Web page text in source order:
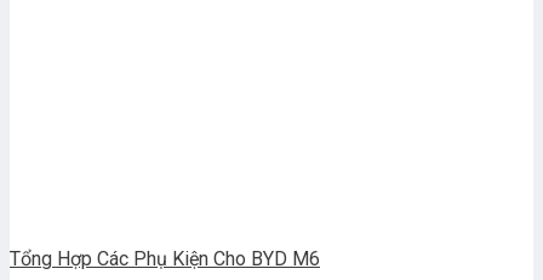
Tổng Hợp Các Phụ Kiện Cho BYD M6